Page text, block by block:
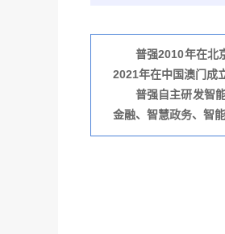
普强2010年在北
2021年在中国澳门成
普强自主研发智
金融、智慧政务、智